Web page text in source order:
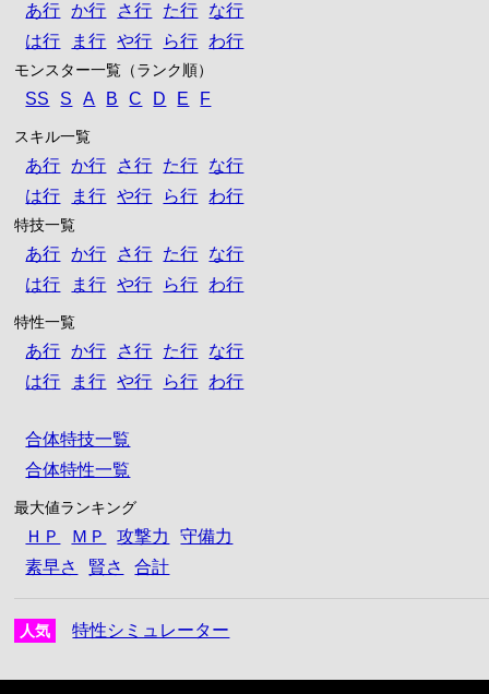
あ行 か行 さ行 た行
な行
は行
ま行 や行 ら行 わ行
モンスター一覧（ランク順）
SS S A B C D E F
スキル一覧
あ行 か行 さ行 た行
な行
は行
ま行 や行 ら行 わ行
特技一覧
あ行 か行 さ行 た行
な行
は行
ま行 や行 ら行 わ行
特性一覧
あ行 か行 さ行 た行
な行
は行
ま行 や行 ら行 わ行
合体特技一覧
合体特性一覧
最大値ランキング
ＨＰ ＭＰ 攻撃力
守備力
素早さ
賢さ 合計
人気 特性シミュレーター